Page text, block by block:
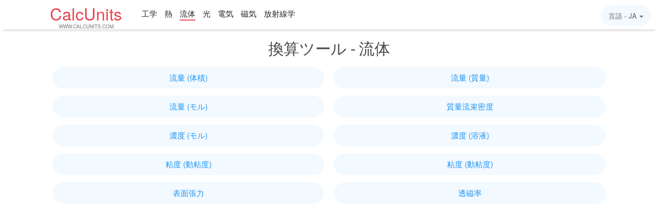
CalcUnits
WWW.CALCUNITS.COM
工学 熱 流体 光 電気 磁気 放射線学 言語 - JA
換算ツール - 流体
流量 (体積) 流量 (質量)
流量 (モル) 質量流束密度
濃度 (モル) 濃度 (溶液)
粘度 (動粘度) 粘度 (動粘度)
表面張力 透磁率